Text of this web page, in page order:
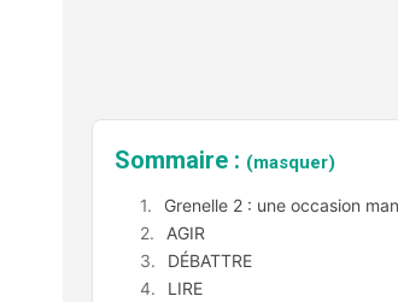
Sommaire : (masquer)
Grenelle 2 : une occasion
AGIR
DÉBATTRE
LIRE